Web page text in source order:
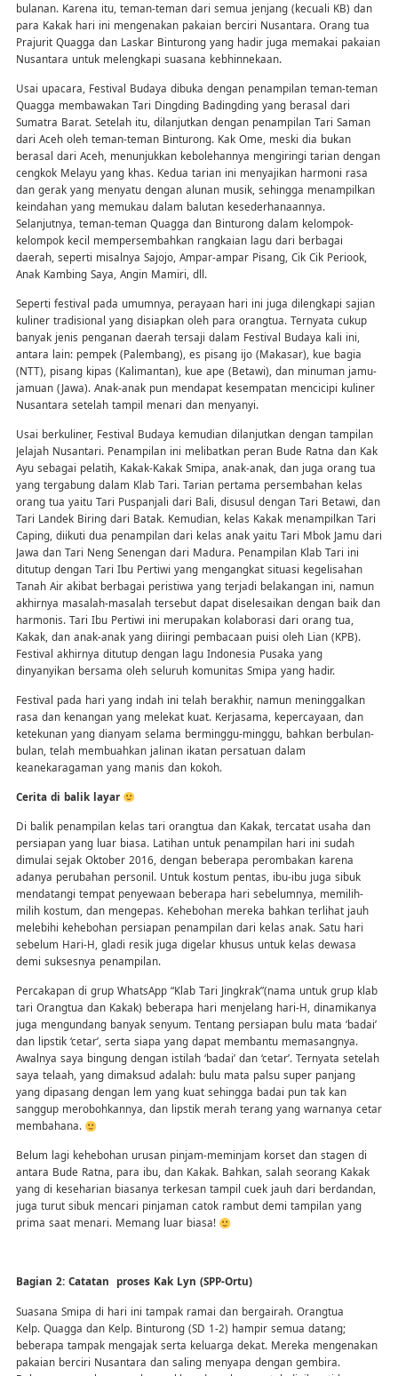
bulanan. Karena itu, teman-teman dari semua jenjang (kecuali KB) dan
para Kakak hari ini mengenakan pakaian berciri Nusantara. Orang tua
Prajurit Quagga dan Laskar Binturong yang hadir juga memakai pakaian
Nusantara untuk melengkapi suasana kebhinnekaan.
Usai upacara, Festival Budaya dibuka dengan penampilan teman-teman
Quagga membawakan Tari Dingding Badingding yang berasal dari
Sumatra Barat. Setelah itu, dilanjutkan dengan penampilan Tari Saman
dari Aceh oleh teman-teman Binturong. Kak Ome, meski dia bukan
berasal dari Aceh, menunjukkan kebolehannya mengiringi tarian dengan
cengkok Melayu yang khas. Kedua tarian ini menyajikan harmoni rasa
dan gerak yang menyatu dengan alunan musik, sehingga menampilkan
keindahan yang memukau dalam balutan kesederhanaannya.
Selanjutnya, teman-teman Quagga dan Binturong dalam kelompok-
kelompok kecil mempersembahkan rangkaian lagu dari berbagai
daerah, seperti misalnya Sajojo, Ampar-ampar Pisang, Cik Cik Periook,
Anak Kambing Saya, Angin Mamiri, dll.
Seperti festival pada umumnya, perayaan hari ini juga dilengkapi sajian
kuliner tradisional yang disiapkan oleh para orangtua. Ternyata cukup
banyak jenis penganan daerah tersaji dalam Festival Budaya kali ini,
antara lain: pempek (Palembang), es pisang ijo (Makasar), kue bagia
(NTT), pisang kipas (Kalimantan), kue ape (Betawi), dan minuman jamu-
jamuan (Jawa). Anak-anak pun mendapat kesempatan mencicipi kuliner
Nusantara setelah tampil menari dan menyanyi.
Usai berkuliner, Festival Budaya kemudian dilanjutkan dengan tampilan
Jelajah Nusantari. Penampilan ini melibatkan peran Bude Ratna dan Kak
Ayu sebagai pelatih, Kakak-Kakak Smipa, anak-anak, dan juga orang tua
yang tergabung dalam Klab Tari. Tarian pertama persembahan kelas
orang tua yaitu Tari Puspanjali dari Bali, disusul dengan Tari Betawi, dan
Tari Landek Biring dari Batak. Kemudian, kelas Kakak menampilkan Tari
Caping, diikuti dua penampilan dari kelas anak yaitu Tari Mbok Jamu dari
Jawa dan Tari Neng Senengan dari Madura. Penampilan Klab Tari ini
ditutup dengan Tari Ibu Pertiwi yang mengangkat situasi kegelisahan
Tanah Air akibat berbagai peristiwa yang terjadi belakangan ini, namun
akhirnya masalah-masalah tersebut dapat diselesaikan dengan baik dan
harmonis. Tari Ibu Pertiwi ini merupakan kolaborasi dari orang tua,
Kakak, dan anak-anak yang diiringi pembacaan puisi oleh Lian (KPB).
Festival akhirnya ditutup dengan lagu Indonesia Pusaka yang
dinyanyikan bersama oleh seluruh komunitas Smipa yang hadir.
Festival pada hari yang indah ini telah berakhir, namun meninggalkan
rasa dan kenangan yang melekat kuat. Kerjasama, kepercayaan, dan
ketekunan yang dianyam selama berminggu-minggu, bahkan berbulan-
bulan, telah membuahkan jalinan ikatan persatuan dalam
keanekaragaman yang manis dan kokoh.
Cerita di balik layar
Di balik penampilan kelas tari orangtua dan Kakak, tercatat usaha dan
persiapan yang luar biasa. Latihan untuk penampilan hari ini sudah
dimulai sejak Oktober 2016, dengan beberapa perombakan karena
adanya perubahan personil. Untuk kostum pentas, ibu-ibu juga sibuk
mendatangi tempat penyewaan beberapa hari sebelumnya, memilih-
milih kostum, dan mengepas. Kehebohan mereka bahkan terlihat jauh
melebihi kehebohan persiapan penampilan dari kelas anak. Satu hari
sebelum Hari-H, gladi resik juga digelar khusus untuk kelas dewasa
demi suksesnya penampilan.
Percakapan di grup WhatsApp “Klab Tari Jingkrak”(nama untuk grup klab
tari Orangtua dan Kakak) beberapa hari menjelang hari-H, dinamikanya
juga mengundang banyak senyum. Tentang persiapan bulu mata ‘badai’
dan lipstik ‘cetar’, serta siapa yang dapat membantu memasangnya.
Awalnya saya bingung dengan istilah ‘badai’ dan ‘cetar’. Ternyata setelah
saya telaah, yang dimaksud adalah: bulu mata palsu super panjang
yang dipasang dengan lem yang kuat sehingga badai pun tak kan
sanggup merobohkannya, dan lipstik merah terang yang warnanya cetar
membahana.
Belum lagi kehebohan urusan pinjam-meminjam korset dan stagen di
antara Bude Ratna, para ibu, dan Kakak. Bahkan, salah seorang Kakak
yang di keseharian biasanya terkesan tampil cuek jauh dari berdandan,
juga turut sibuk mencari pinjaman catok rambut demi tampilan yang
prima saat menari. Memang luar biasa!
Bagian 2: Catatan proses Kak Lyn (SPP-Ortu)
Suasana Smipa di hari ini tampak ramai dan bergairah. Orangtua
Kelp. Quagga dan Kelp. Binturong (SD 1-2) hampir semua datang;
beberapa tampak mengajak serta keluarga dekat. Mereka mengenakan
pakaian berciri Nusantara dan saling menyapa dengan gembira.